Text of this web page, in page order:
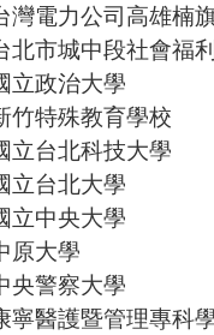
灣電力公司高雄楠
北市城中段社會福
立政治大學
竹特殊教育學校
立台北科技大學
立台北大學
立中央大學
原大學
央警察大學
寧醫護暨管理專科